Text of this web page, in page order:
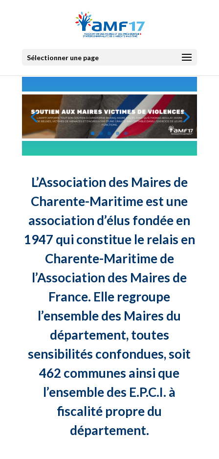
Sélectionner une page
L’Association des Maires de
Charente-Maritime est une
association d’élus fondée en
1947 qui constitue le relais en
Charente-Maritime de
l’Association des Maires de
France. Elle regroupe
l’ensemble des Maires du
département, toutes
sensibilités confondues, soit
462 communes ainsi que
l’ensemble des E.P.C.I. à
fiscalité propre du
département.